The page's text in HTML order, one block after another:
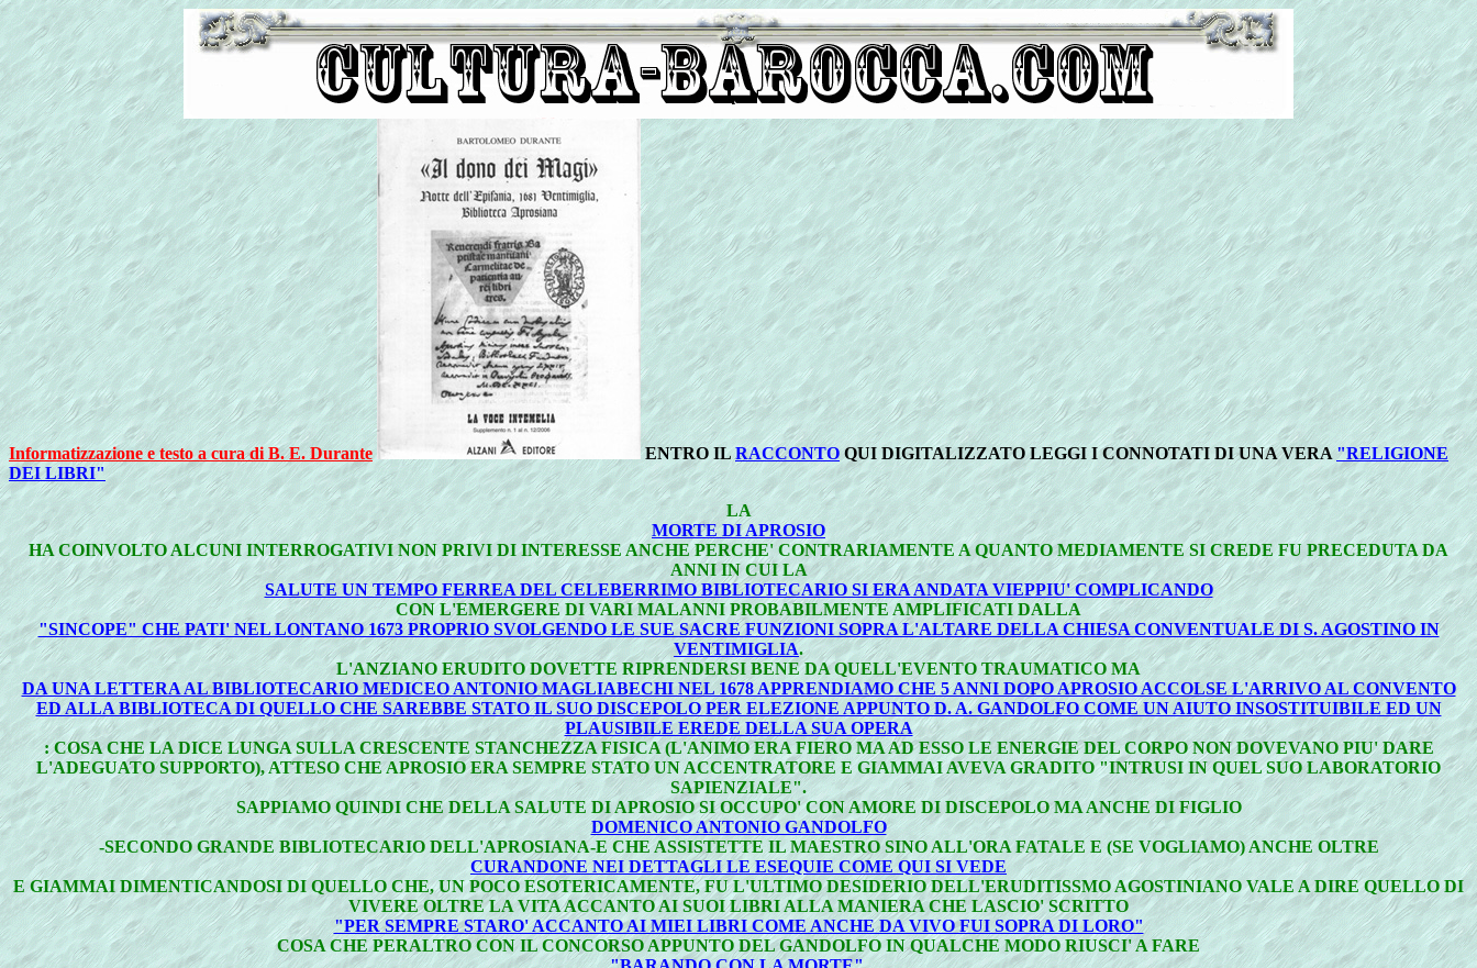
Informatizzazione e testo a cura di B. E. Durante ENTRO ILRACCONTOQUI DIGITALIZZATO LEGGI I CONNOTATI DI UNA VERA"RELIGIONE
DEI LIBRI"
LA
MORTE DI APROSIO
HA COINVOLTO ALCUNI INTERROGATIVI NON PRIVI DI INTERESSE ANCHE PERCHE' CONTRARIAMENTE A QUANTO MEDIAMENTE SI CREDE FU PRECEDUTA DA
ANNI IN CUI LA
SALUTE UN TEMPO FERREA DEL CELEBERRIMO BIBLIOTECARIO SI ERA ANDATA VIEPPIU' COMPLICANDO
CON L'EMERGERE DI VARI MALANNI PROBABILMENTE AMPLIFICATI DALLA
"SINCOPE" CHE PATI' NEL LONTANO 1673 PROPRIO SVOLGENDO LE SUE SACRE FUNZIONI SOPRA L'ALTARE DELLA CHIESA CONVENTUALE DI S. AGOSTINO IN
VENTIMIGLIA.
L'ANZIANO ERUDITO DOVETTE RIPRENDERSI BENE DA QUELL'EVENTO TRAUMATICO MA
DA UNA LETTERA AL BIBLIOTECARIO MEDICEO ANTONIO MAGLIABECHI NEL 1678 APPRENDIAMO CHE 5 ANNI DOPO APROSIO ACCOLSE L'ARRIVO AL CONVENTO
ED ALLA BIBLIOTECA DI QUELLO CHE SAREBBE STATO IL SUO DISCEPOLO PER ELEZIONE APPUNTO D. A. GANDOLFO COME UN AIUTO INSOSTITUIBILE ED UN
PLAUSIBILE EREDE DELLA SUA OPERA
: COSA CHE LA DICE LUNGA SULLA CRESCENTE STANCHEZZA FISICA (L'ANIMO ERA FIERO MA AD ESSO LE ENERGIE DEL CORPO NON DOVEVANO PIU' DARE
L'ADEGUATO SUPPORTO), ATTESO CHE APROSIO ERA SEMPRE STATO UN ACCENTRATORE E GIAMMAI AVEVA GRADITO "INTRUSI IN QUEL SUO LABORATORIO
SAPIENZIALE".
SAPPIAMO QUINDI CHE DELLA SALUTE DI APROSIO SI OCCUPO' CON AMORE DI DISCEPOLO MA ANCHE DI FIGLIO
DOMENICO ANTONIO GANDOLFO
-SECONDO GRANDE BIBLIOTECARIO DELL'APROSIANA-E CHE ASSISTETTE IL MAESTRO SINO ALL'ORA FATALE E (SE VOGLIAMO) ANCHE OLTRE
CURANDONE NEI DETTAGLI LE ESEQUIE COME QUI SI VEDE
E GIAMMAI DIMENTICANDOSI DI QUELLO CHE, UN POCO ESOTERICAMENTE, FU L'ULTIMO DESIDERIO DELL'ERUDITISSMO AGOSTINIANO VALE A DIRE QUELLO DI
VIVERE OLTRE LA VITA ACCANTO AI SUOI LIBRI ALLA MANIERA CHE LASCIO' SCRITTO
"PER SEMPRE STARO' ACCANTO AI MIEI LIBRI COME ANCHE DA VIVO FUI SOPRA DI LORO"
COSA CHE PERALTRO CON IL CONCORSO APPUNTO DEL GANDOLFO IN QUALCHE MODO RIUSCI' A FARE